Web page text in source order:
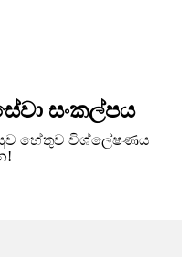
සංකල්පය
හේතුව විශ්ලේෂණය